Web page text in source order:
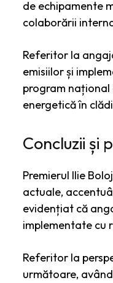
de echipamente
colaborării
Referitor la
emisiilor și
program național
energetică în
Concluzii și
Premierul Ilie
actuale,
evidențiat că
implementate cu
Referitor la
următoare,